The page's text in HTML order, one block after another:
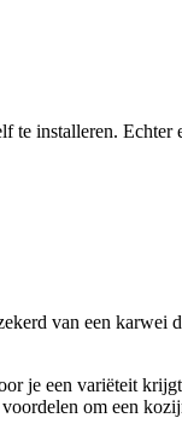
installeren.
van een
je een variëteit
om een